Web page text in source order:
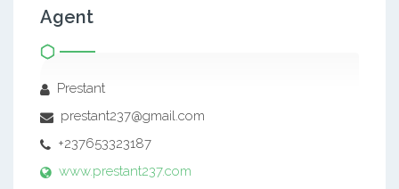
Agent
Prestant
prestant237@gmail.com
+237653323187
www.prestant237.com